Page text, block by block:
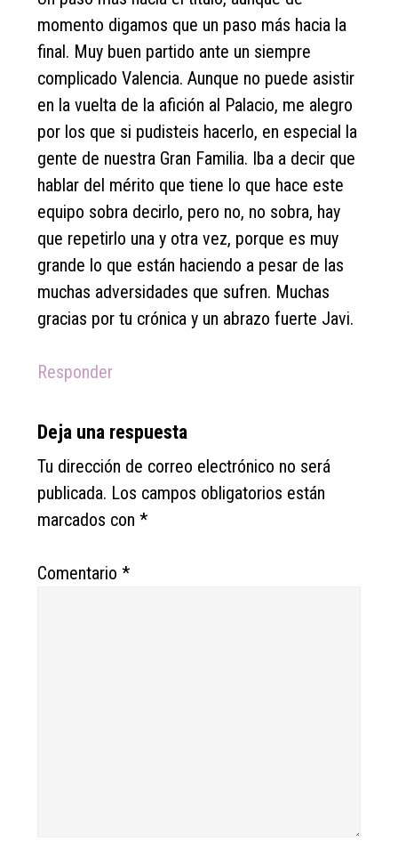
momento digamos que un paso más hacia la
final. Muy buen partido ante un siempre
complicado Valencia. Aunque no puede asistir
en la vuelta de la afición al Palacio, me alegro
por los que si pudisteis hacerlo, en especial la
gente de nuestra Gran Familia. Iba a decir que
hablar del mérito que tiene lo que hace este
equipo sobra decirlo, pero no, no sobra, hay
que repetirlo una y otra vez, porque es muy
grande lo que están haciendo a pesar de las
muchas adversidades que sufren. Muchas
gracias por tu crónica y un abrazo fuerte Javi.
Responder
Deja una respuesta
Tu dirección de correo electrónico no será
publicada. Los campos obligatorios están
marcados con*
Comentario*